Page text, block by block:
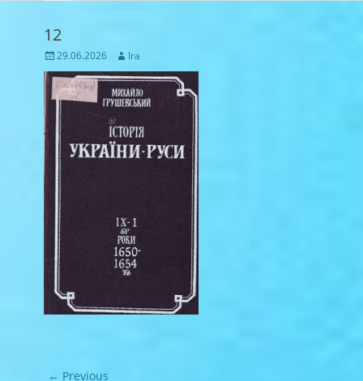
12
Posted
on
29.06.2026 Author
Ira
Навігація
← Previous